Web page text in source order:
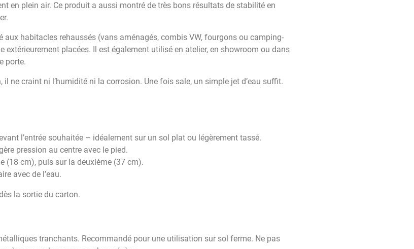
en plein air. Ce produit a aussi montré de très bons résultats de stabilité en
aux habitacles rehaussés (vans aménagés, combis VW, fourgons ou camping-
extérieurement placées. Il est également utilisé en atelier, en showroom ou dans
porte.
ne craint ni l’humidité ni la corrosion. Une fois sale, un simple jet d’eau suffit.
l’entrée souhaitée – idéalement sur un sol plat ou légèrement tassé.
pression au centre avec le pied.
(18 cm), puis sur la deuxième (37 cm).
avec de l’eau.
la sortie du carton.
tranchants. Recommandé pour une utilisation sur sol ferme. Ne pas